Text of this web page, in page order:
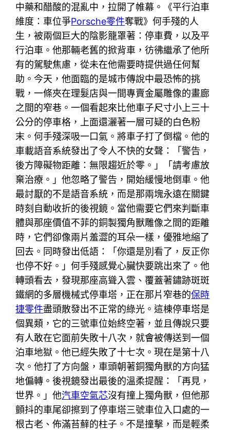
中藥和醋酸的混亂中，拉開了帷幕。《平行泊車
維度：車位爭Porsche零件奪戰》何手殘的人
生，被兩個巨大的陰影籠罩著：停車費，以及平
行泊車。他那輛老舊的掀背車，彷彿繼承了他所
有的駕駛焦慮，從未在他需要時提供過任何幫
助。今天，他面臨的是城市傳說中最恐怖的挑
戰，一條夾在理髮店與一間專賣金屬雕像的畫廊
之間的窄巷。一個看起來比他車子尺寸小上三十
公分的停車格，上面還灑著一層可疑的白色粉
末。何手殘深吸一口氣。將車子打了倒檔。他的
車載語音系統發出了令人不快的女聲：「警告，
後方障礙物距離：無限趨近於零。」「請考慮放
棄治療。」他忽略了警告，開始緩慢地倒車。他
最討厭的不是語音系統，而是那兩塊永遠在關鍵
時刻自動收折的後視鏡。當他需要它們來判斷車
體與那座價值不菲的銅製獨角獸雕像之間的距離
時，它們卻像兩片羞澀的耳朵一樣，優雅地縮了
回去。同時發出低語：「你還是別看了，反正你
也停不好。」何手殘感覺心臟快要跳出來了。他
轉頭看去，發現那座高聳入雲、覆蓋著鏽跡斑斑
鐵網的多層機械式停車塔，正在那片窄巷的保時
捷零件盡頭散發出不正常的綠光。這棟停車塔是
個異類，它的三號車位始終空著，並且傳說只要
有人敢在它面前失敗十八次，就會被傳送到一個
泊車地獄。他已經失敗了十七次。現在是第十八
次。他打了方向盤，車頭朝著銅獨角獸的方向猛
地偏轉。後視鏡發出最後的溫柔提醒：「再見，
世界。」他汽車空氣芯沒有撞上獨角獸，但他那
顫抖的車尾卻擦到了停車塔三號車位入口處的一
根古老、佈滿苔蘚的柱子。不是撞擊，而是輕柔